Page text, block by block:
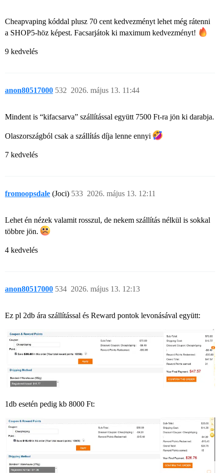
Cheapvaping kóddal plusz 70 cent kedvezményt lehet még rátenni
a SHOP5-höz képest. Facsarjátok ki maximum kedvezményt!
9 kedvelés
anon80517000 2026. május 13. 11:44
532
Mindent is “kifacsarva” szállítással együtt 7500 Ft-ra jön ki darabja.
Olaszországból csak a szállítás díja lenne ennyi
7 kedvelés
fromoopsdale (Joci) 2026. május 13. 12:11
533
Lehet én nézek valamit rosszul, de nekem szállítás nélkül is sokkal
többre jön.
4 kedvelés
anon80517000 2026. május 13. 12:13
534
Ez pl 2db ára szállítással és Reward pontok levonásával együtt:
1db esetén pedig kb 8000 Ft: